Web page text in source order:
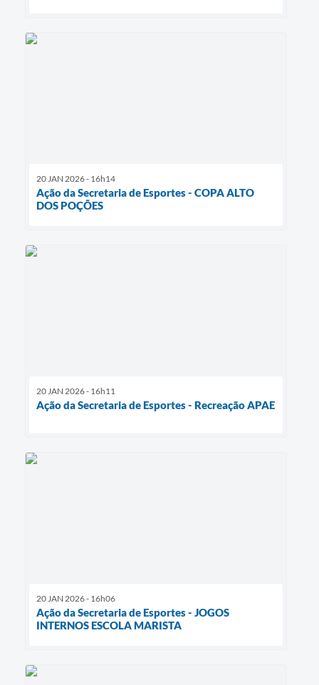
20 JAN 2026 - 16h14
Ação da Secretaria de Esportes - COPA ALTO
DOS POÇÕES
20 JAN 2026 - 16h11
Ação da Secretaria de Esportes - Recreação APAE
20 JAN 2026 - 16h06
Ação da Secretaria de Esportes - JOGOS
INTERNOS ESCOLA MARISTA